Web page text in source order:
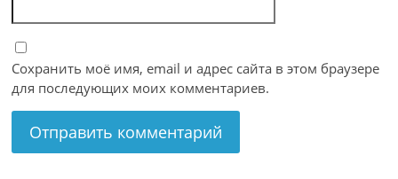
Сохранить моё имя, email и адрес сайта в этом браузере
для последующих моих комментариев.